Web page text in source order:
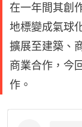
在一年間其創
地標變成氣球
擴展至建築、
商業合作，今
作。